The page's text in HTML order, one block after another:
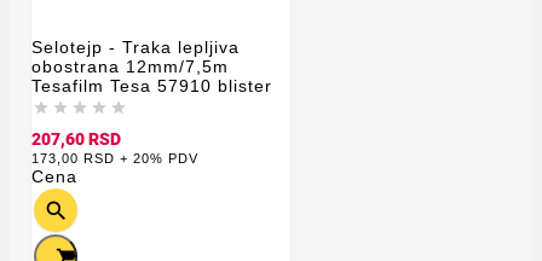
Selotejp - Traka lepljiva
obostrana 12mm/7,5m
Tesafilm Tesa 57910 blister
    
207,60 RSD
173,00 RSD + 20% PDV
Cena
